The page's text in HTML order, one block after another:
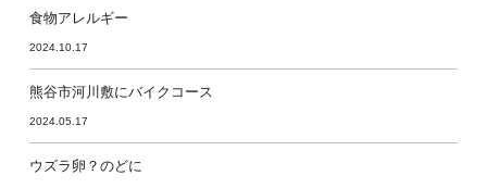
食物アレルギー
2024.10.17
熊谷市河川敷にバイクコース
2024.05.17
ウズラ卵？のどに